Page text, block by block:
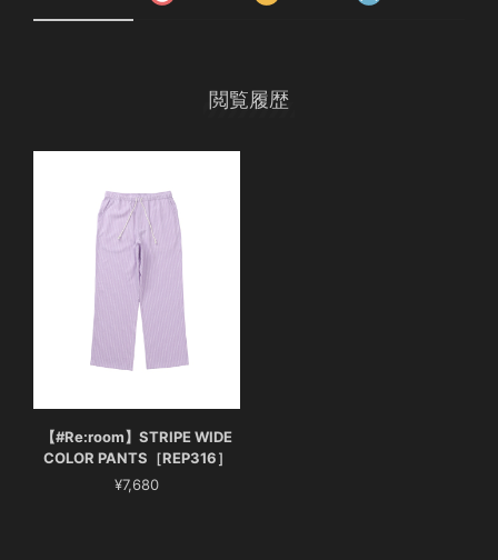
閲覧履歴
【#Re:room】STRIPE WIDE
COLOR PANTS［REP316］
¥7,680